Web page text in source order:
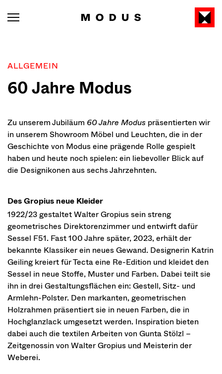
ALLGEMEIN
60 Jahre Modus
Zu unserem Jubiläum 60 Jahre Modus präsentierten wir
in unserem Showroom Möbel und Leuchten, die in der
Geschichte von Modus eine prägende Rolle gespielt
haben und heute noch spielen: ein liebevoller Blick auf
die Designikonen aus sechs Jahrzehnten.
Des Gropius neue Kleider
1922/23 gestaltet Walter Gropius sein streng
geometrisches Direktorenzimmer und entwirft dafür
Sessel F51. Fast 100 Jahre später, 2023, erhält der
bekannte Klassiker ein neues Gewand. Designerin Katrin
Geiling kreiert für Tecta eine Re-Edition und kleidet den
Sessel in neue Stoffe, Muster und Farben. Dabei teilt sie
ihn in drei Gestaltungsflächen ein: Gestell, Sitz- und
Armlehn-Polster. Den markanten, geometrischen
Holzrahmen präsentiert sie in neuen Farben, die in
Hochglanzlack umgesetzt werden. Inspiration bieten
dabei auch die textilen Arbeiten von Gunta Stölzl –
Zeitgenossin von Walter Gropius und Meisterin der
Weberei.